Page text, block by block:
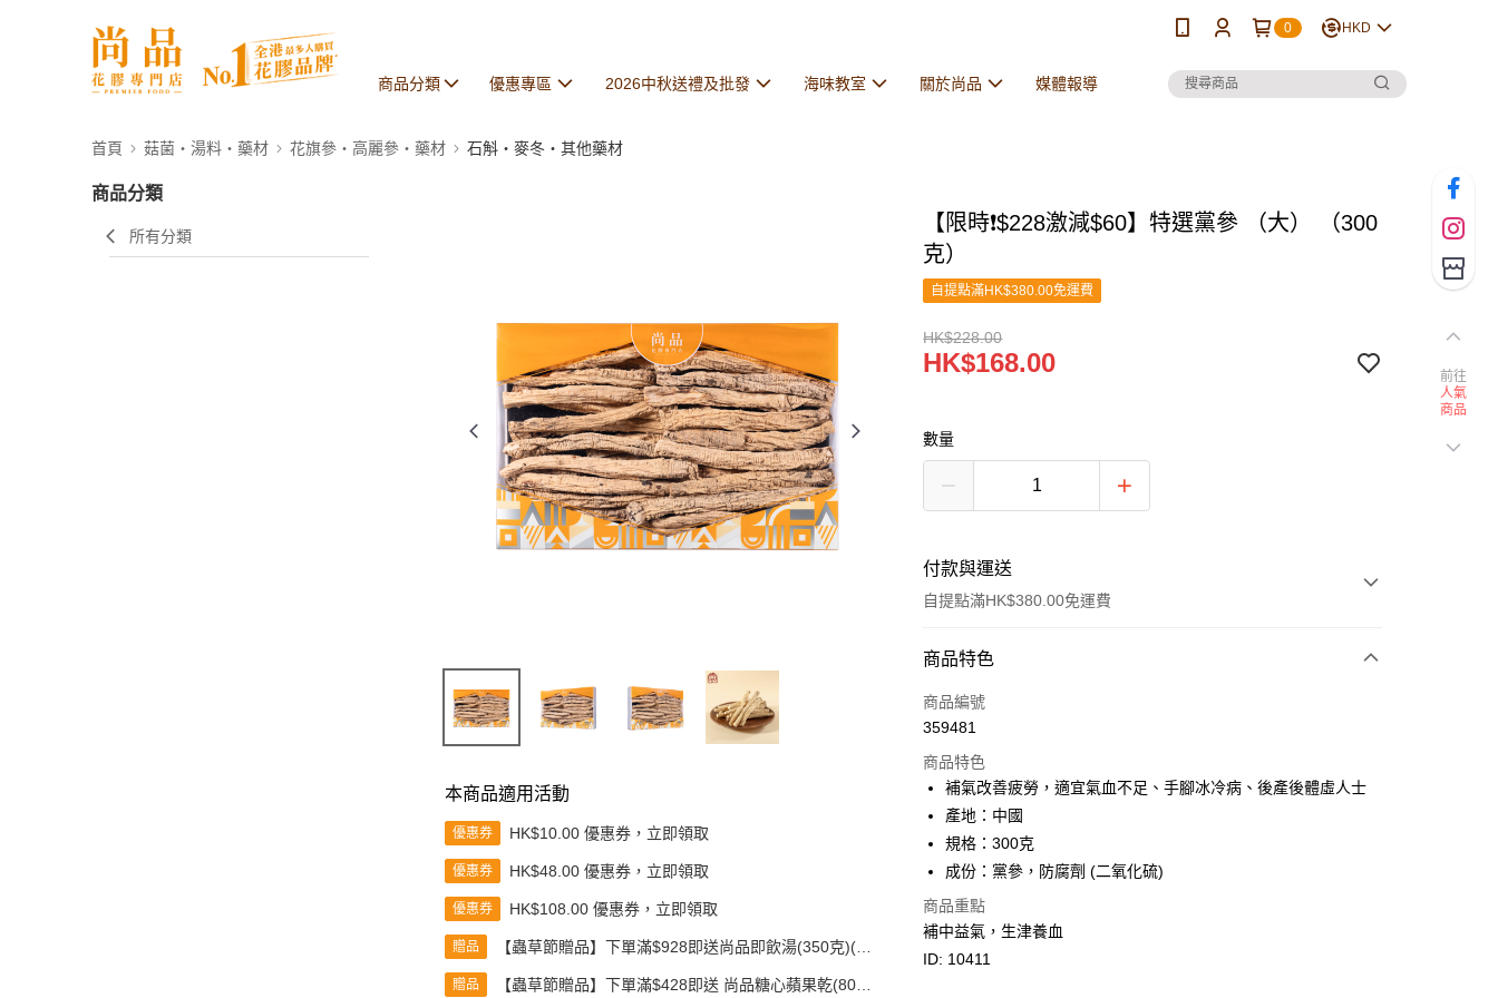
0 HKD
商品分類 優惠專區 2026中秋送禮及批發 海味教室 關於尚品 媒體報導
首頁 菇菌・湯料・藥材 花旗參・高麗參・藥材 石斛・麥冬・其他藥材
商品分類
所有分類
本商品適用活動
優惠券 HK$10.00 優惠券，立即領取
優惠券 HK$48.00 優惠券，立即領取
優惠券 HK$108.00 優惠券，立即領取
贈品
【蟲草節贈品】下單滿$928即送尚品即飲湯(350克)(款
贈品
【蟲草節贈品】下單滿$428即送 尚品糖心蘋果乾(80
【限時❗$228激減$60】特選黨參 （大） （300
克）
自提點滿HK$380.00免運費
HK$228.00
HK$168.00
數量
付款與運送
自提點滿HK$380.00免運費
付款方式
信用卡
Google Pay
AlipayHK
PayMe
WeChat Pay
商品特色
商品編號
359481
商品特色
補氣改善疲勞，適宜氣血不足、手腳冰冷病、後產後體虛人士
產地：中國
規格：300克
成份：黨參，防腐劑 (二氧化硫)
商品重點
補中益氣，生津養血
ID: 10411
前往
人氣
商品